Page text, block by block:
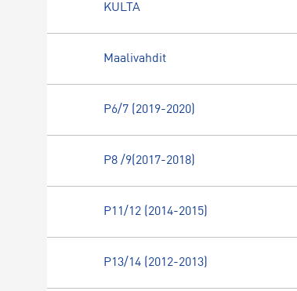
KULTA
Maalivahdit
P6/7 (2019-2020)
P8 /9(2017-2018)
P11/12 (2014-2015)
P13/14 (2012-2013)